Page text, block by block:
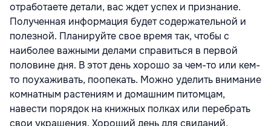
отработаете детали, вас ждет успех и признание.
Полученная информация будет содержательной и
полезной. Планируйте свое время так, чтобы с
наиболее важными делами справиться в первой
половине дня. В этот день хорошо за чем-то или кем-
то поухаживать, поопекать. Можно уделить внимание
комнатным растениям и домашним питомцам,
навести порядок на книжных полках или перебрать
свои украшения. Хороший день для свиданий,